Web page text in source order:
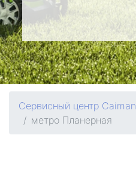
Сервисный центр Caiman
метро Планерная